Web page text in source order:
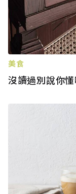
美食
沒讀過別說你